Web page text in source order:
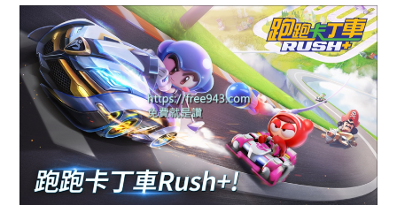
文
版
下
載
動
物
森
友
會
口
袋
露
營
廣
場
沒